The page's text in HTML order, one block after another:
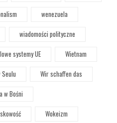
wenezuela
wiadomości polityczne
systemy UE
Wietnam
Wir schaffen das
w Bośni
Wokeizm